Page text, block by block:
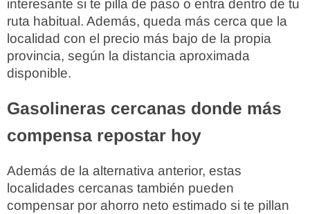
interesante si te pilla de paso o entra dentro de tu
ruta habitual. Además, queda más cerca que la
localidad con el precio más bajo de la propia
provincia, según la distancia aproximada
disponible.
Gasolineras cercanas donde más
compensa repostar hoy
Además de la alternativa anterior, estas
localidades cercanas también pueden
compensar por ahorro neto estimado si te pillan